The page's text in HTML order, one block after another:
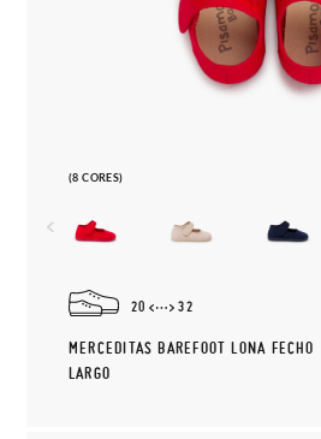
(8 CORES)
20 32
MERCEDITAS BAREFOOT LONA FECHO
LARGO